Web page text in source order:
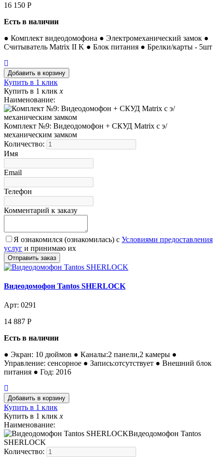
16 150 Р
Есть в наличии
● Комплект видеодомофона ● Электромеханический замок ●
Считыватель Matrix II K ● Блок питания ● Брелки/карты - 5шт
Купить в 1 клик
Купить в 1 клик x
Наименование:
Комплект №9: Видеодомофон + СКУД Matrix с э/
механическим замком
Количество:
Имя
Email
Телефон
Комментарий к заказу
Я ознакомился (ознакомилась) с Условиями предоставления
услуг и принимаю их
Видеодомофон Tantos SHERLOCK
Арт: 0291
14 887 Р
Есть в наличии
● Экран: 10 дюймов ● Каналы:2 панели,2 камеры ●
Управление: сенсорное ● Запись:отсутствует ● Внешний блок
питания ● Год: 2016
Купить в 1 клик
Купить в 1 клик x
Наименование:
Видеодомофон Tantos
SHERLOCK
Количество: